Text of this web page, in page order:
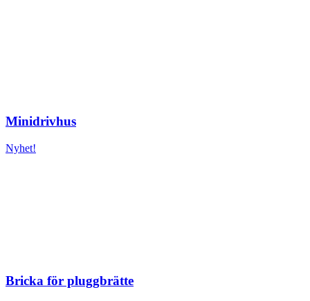
Minidrivhus
Nyhet!
Bricka för pluggbrätte